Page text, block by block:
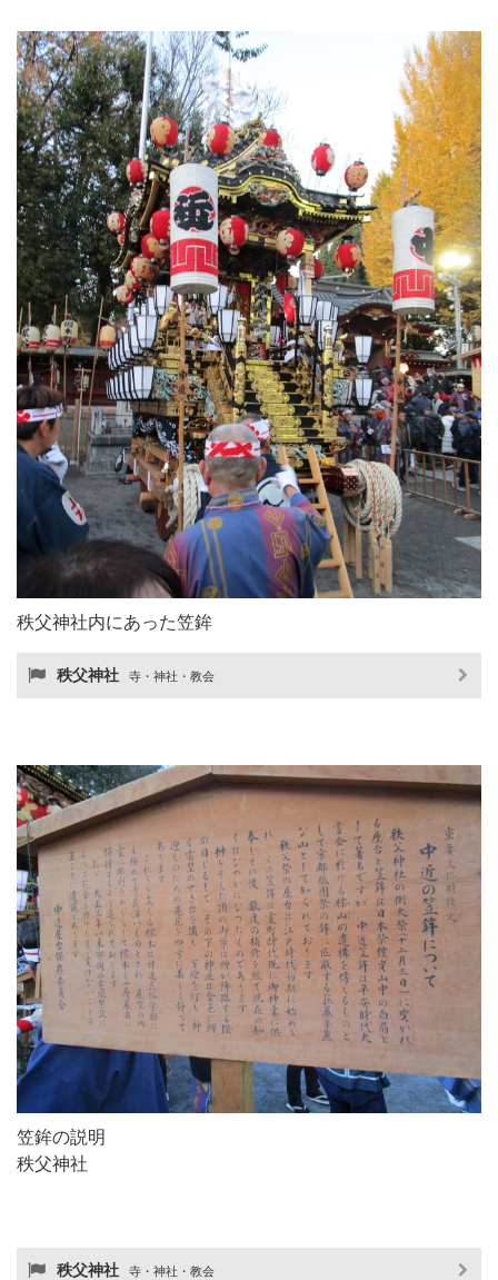
秩父神社内にあった笠鉾
秩父神社 寺・神社・教会
笠鉾の説明
秩父神社
秩父神社 寺・神社・教会